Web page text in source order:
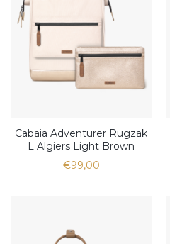
Cabaia Adventurer Rugzak
L Algiers Light Brown
€99,00